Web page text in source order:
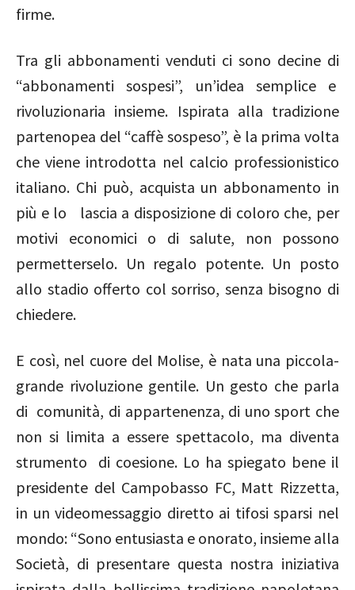
firme.
Tra gli abbonamenti venduti ci sono decine di
“abbonamenti sospesi”, un’idea semplice e
rivoluzionaria insieme. Ispirata alla tradizione
partenopea del “caffè sospeso”, è la prima volta
che viene introdotta nel calcio professionistico
italiano. Chi può, acquista un abbonamento in
più e lo lascia a disposizione di coloro che, per
motivi economici o di salute, non possono
permetterselo. Un regalo potente. Un posto
allo stadio offerto col sorriso, senza bisogno di
chiedere.
E così, nel cuore del Molise, è nata una piccola-
grande rivoluzione gentile. Un gesto che parla
di comunità, di appartenenza, di uno sport che
non si limita a essere spettacolo, ma diventa
strumento di coesione. Lo ha spiegato bene il
presidente del Campobasso FC, Matt Rizzetta,
in un videomessaggio diretto ai tifosi sparsi nel
mondo: “Sono entusiasta e onorato, insieme alla
Società, di presentare questa nostra iniziativa